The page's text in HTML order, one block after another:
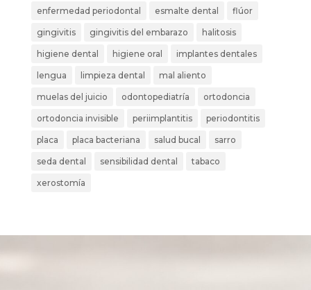
enfermedad periodontal esmalte dental flúor
gingivitis gingivitis del embarazo halitosis
higiene dental higiene oral implantes dentales
lengua limpieza dental mal aliento
muelas del juicio odontopediatría ortodoncia
ortodoncia invisible periimplantitis periodontitis
placa placa bacteriana salud bucal sarro
seda dental sensibilidad dental tabaco
xerostomía